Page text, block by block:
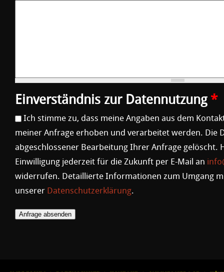
Einverständnis zur Datennutzung *
Ich stimme zu, dass meine Angaben aus dem
meiner Anfrage erhoben und verarbeitet werden. Die
abgeschlossener Bearbeitung Ihrer Anfrage gelöscht.
Einwilligung jederzeit für die Zukunft per E-Mail an
widerrufen. Detaillierte Informationen zum Umgang
unserer Datenschutzerklärung.